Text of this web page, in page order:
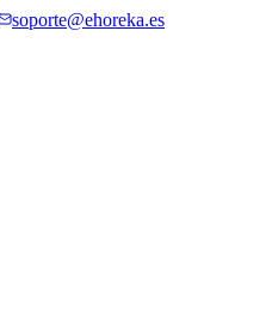
soporte@ehoreka.es